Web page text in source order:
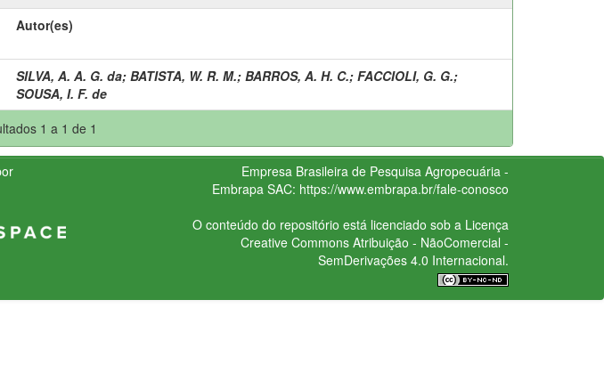
Autor(es)
SILVA, A. A. G. da; BATISTA, W. R. M.; BARROS, A. H. C.; FACCIOLI, G. G.;
SOUSA, I. F. de
1 a 1 de 1
Empresa Brasileira de Pesquisa Agropecuária -
Embrapa SAC: https://www.embrapa.br/fale-conosco
O conteúdo do repositório está licenciado sob a Licença
Creative CommonsAtribuição - NãoComercial -
SemDerivações 4.0 Internacional.